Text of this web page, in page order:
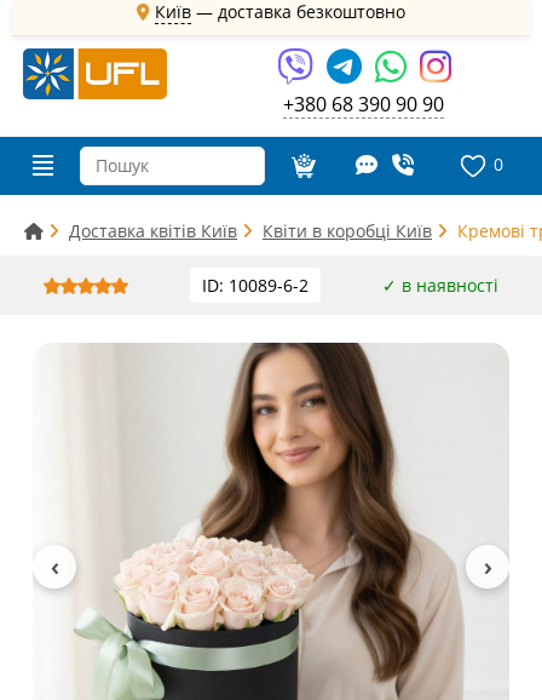
Київ — доставка безкоштовно
+380 68 390 90 90
0
Доставка квітів Київ Квіти в коробці Київ Кремові
ID: 10089-6-2 ✓ в наявності